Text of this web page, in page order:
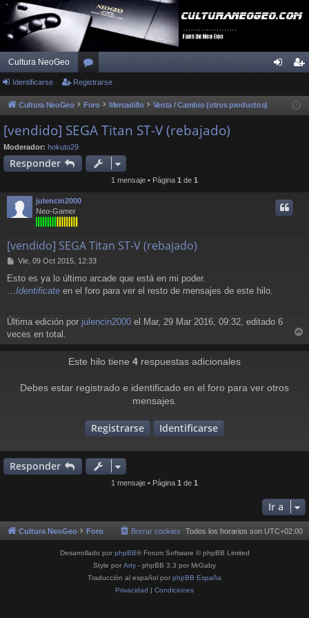
Cultura NeoGeo
or
os ist
Identificarse Registrarse
Cultura NeoGeo Foro Mercadillo Venta / Cambio (otros productos)
[vendido] SEGA Titan ST-V (rebajado)
Moderador: hokuto29
Responder
1 mensaje • Página 1 de 1
julencin2000
Neo-Gamer
[vendido] SEGA Titan ST-V (rebajado)
M
n
s
e
Vie, 09 Oct 2015, 12:33
Esto es ya lo último arcade que está en mi poder.
Identificate en el foro para ver el resto de mensajes de este hilo.
Última edición por julencin2000 el Mar, 29 Mar 2016, 09:32, editado 6
veces en total.
r
Este hilo tiene 4 respuestas adicionales
Debes estar registrado e identificado en el foro para ver otros
mensajes.
Registrarse Identificarse
Responder
1 mensaje • Página 1 de 1
Ir a
Cultura NeoGeo Foro Todos los horarios son UTC+02:00
Borrar cookies
Desarrollado por phpBB® Forum Software © phpBB Limited
Style por Arty - phpBB 3.3 por MrGaby
Traducción al español por phpBB España
Privacidad | Condiciones